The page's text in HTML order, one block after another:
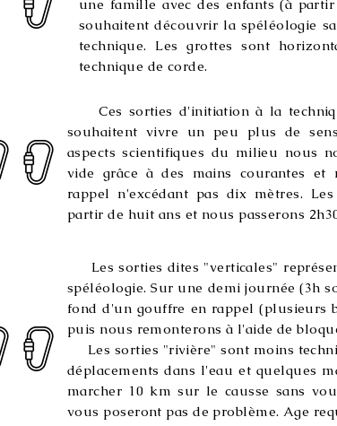
une famille avec des enfants (à
souhaitent découvrir la spéléologie
technique. Les grottes sont
technique de corde.
Ces sorties d'initiation à la
souhaitent vivre un peu plus de
aspects scientifiques du milieu nous
vide grâce à des mains courantes et
rappel n'excédant pas dix mètres.
partir de huit ans et nous passerons
Les sorties dites "verticales"
spéléologie. Sur une demi journée (3h
fond d'un gouffre en rappel (plusieurs
puis nous remonterons à l'aide de
Les sorties "rivière" sont moins
déplacements dans l'eau et quelques
marcher 10 km sur le causse sans
vous poseront pas de problème. Age